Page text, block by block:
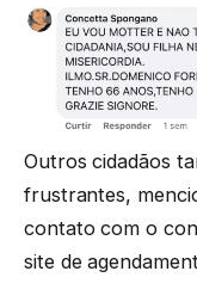
Outros cidadãos
frustrantes,
contato com o
site de